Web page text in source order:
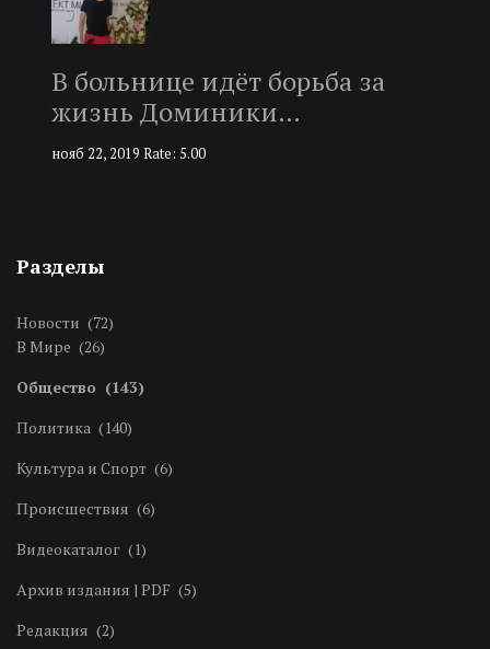
В больнице идёт борьба за
жизнь Доминики…
нояб 22, 2019 Rate: 5.00
Разделы
Новости (72)
В Мире (26)
Общество (143)
Политика (140)
Культура и Спорт (6)
Происшествия (6)
Видеокаталог (1)
Архив издания | PDF (5)
Редакция (2)